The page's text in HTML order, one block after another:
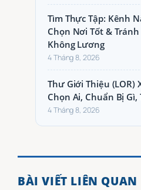
Tìm Thực Tập: Kênh
Chọn Nơi Tốt &
Không Lương
4 Tháng 8, 2026
Thư Giới Thiệu (LOR)
Chọn Ai, Chuẩn Bị
4 Tháng 8, 2026
BÀI VIẾT LIÊN QUAN